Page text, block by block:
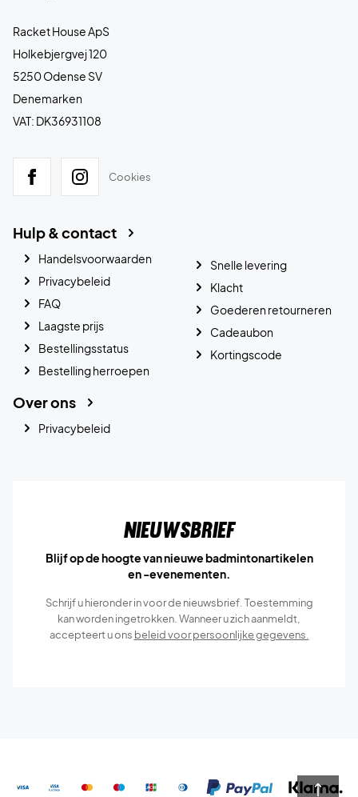
Racket House ApS
Holkebjergvej 120
5250 Odense SV
Denemarken
VAT: DK36931108
Cookies
Hulp & contact
Handelsvoorwaarden
Privacybeleid
FAQ
Laagste prijs
Bestellingsstatus
Bestelling herroepen
Snelle levering
Klacht
Goederen retourneren
Cadeaubon
Kortingscode
Over ons
Privacybeleid
Nieuwsbrief
Blijf op de hoogte van nieuwe badmintonartikelen
en -evenementen.
Schrijf u hieronder in voor de nieuwsbrief. Toestemming
kan worden ingetrokken. Wanneer u zich aanmeldt,
accepteert u ons beleid voor persoonlijke gegevens.